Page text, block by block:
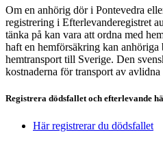
Om en anhörig dör i Pontevedra
registrering i Efterlevanderegistret
tänka på kan vara att ordna med
haft en hemförsäkring kan
hemtransport till Sverige. Den
kostnaderna för transport av
Registrera dödsfallet och efterlevande
Här registrerar du dödsfallet